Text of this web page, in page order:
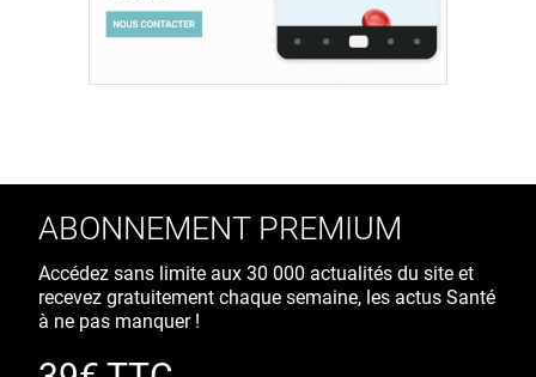
ABONNEMENT PREMIUM
Accédez sans limite aux 30 000 actualités du site et
recevez gratuitement chaque semaine, les actus Santé
à ne pas manquer !